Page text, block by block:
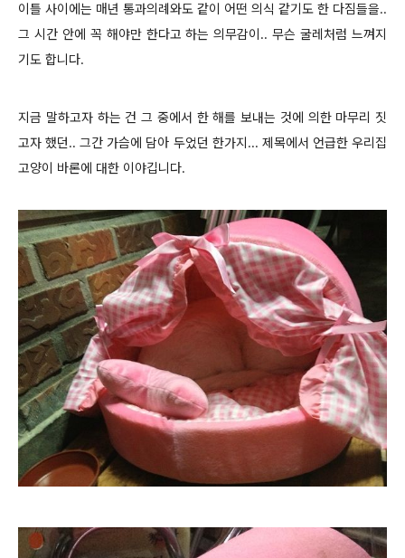
이틀 사이에는 매년 통과의례와도 같이 어떤 의식 같기도 한 다짐들을..
그 시간 안에 꼭 해야만 한다고 하는 의무감이.. 무슨 굴레처럼 느껴지
기도 합니다.
지금 말하고자 하는 건 그 중에서 한 해를 보내는 것에 의한 마무리 짓
고자 했던.. 그간 가슴에 담아 두었던 한가지... 제목에서 언급한 우리집
고양이 바론에 대한 이야깁니다.